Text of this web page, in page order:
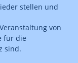
stellen und
von
für die
sind.